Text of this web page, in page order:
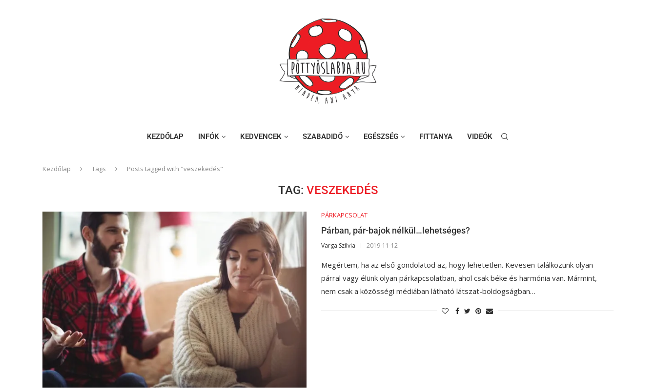
KEZDŐLAP INFÓK KEDVENCEK SZABADIDŐ EGÉSZSÉG FITTANYA VIDEÓK
Kezdőlap Tags Posts tagged with "veszekedés"
TAG: VESZEKEDÉS
PÁRKAPCSOLAT
Párban, pár-bajok nélkül…lehetséges?
Varga Szilvia 2019-11-12
Megértem, ha az első gondolatod az, hogy lehetetlen. Kevesen találkozunk olyan
párral vagy élünk olyan párkapcsolatban, ahol csak béke és harmónia van. Mármint,
nem csak a közösségi médiában látható látszat-boldogságban…